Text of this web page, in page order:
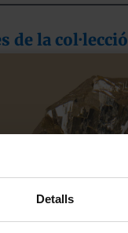
Detalls
de la col·lecció